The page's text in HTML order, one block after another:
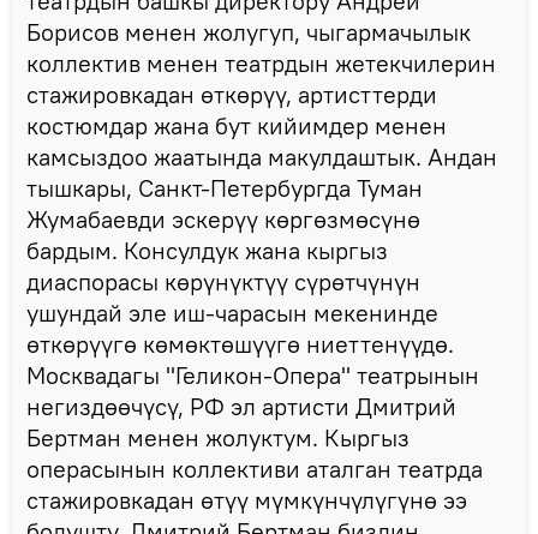
Борисов менен жолугуп, чыгармачылык
коллектив менен театрдын жетекчилерин
стажировкадан өткөрүү, артисттерди
костюмдар жана бут кийимдер менен
камсыздоо жаатында макулдаштык. Андан
тышкары, Санкт-Петербургда Туман
Жумабаевди эскерүү көргөзмөсүнө
бардым. Консулдук жана кыргыз
диаспорасы көрүнүктүү сүрөтчүнүн
ушундай эле иш-чарасын мекенинде
өткөрүүгө көмөктөшүүгө ниеттенүүдө.
Москвадагы "Геликон-Опера" театрынын
негиздөөчүсү, РФ эл артисти Дмитрий
Бертман менен жолуктум. Кыргыз
операсынын коллективи аталган театрда
стажировкадан өтүү мүмкүнчүлүгүнө ээ